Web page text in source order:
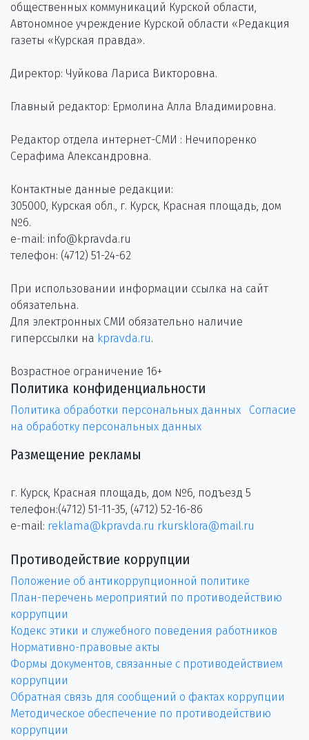
общественных коммуникаций Курской области,
Автономное учреждение Курской области «Редакция
газеты «Курская правда».
Директор: Чуйкова Лариса Викторовна.
Главный редактор: Ермолина Алла Владимировна.
Редактор отдела интернет-СМИ : Нечипоренко
Серафима Александровна.
Контактные данные редакции:
305000, Курская обл., г. Курск, Красная площадь, дом
№6.
e-mail: info@kpravda.ru
телефон: (4712) 51-24-62
При использовании информации ссылка на сайт
обязательна.
Для электронных СМИ обязательно наличие
гиперссылки на kpravda.ru.
Возрастное ограничение 16+
Политика конфиденциальности
Политика обработки персональных данных
Согласие
на обработку персональных данных
Размещение рекламы
г. Курск, Красная площадь, дом №6, подъезд 5
телефон:(4712) 51-11-35, (4712) 52-16-86
e-mail: reklama@kpravda.ru rkursklora@mail.ru
Противодействие коррупции
Положение об антикоррупционной политике
План-перечень мероприятий по противодействию
коррупции
Кодекс этики и служебного поведения работников
Нормативно-правовые акты
Формы документов, связанные с противодействием
коррупции
Обратная связь для сообщений о фактах коррупции
Методическое обеспечение по противодействию
коррупции